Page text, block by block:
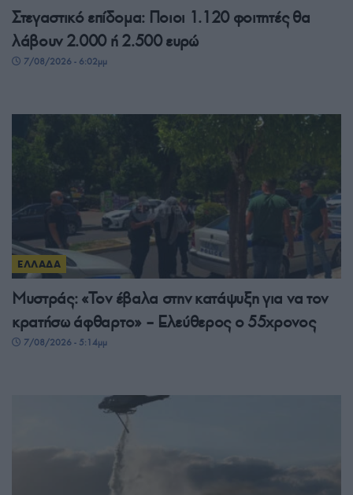
Στεγαστικό επίδομα: Ποιοι 1.120 φοιτητές θα
λάβουν 2.000 ή 2.500 ευρώ
7/08/2026 - 6:02μμ
ΕΛΛΑΔΑ
Μυστράς: «Τον έβαλα στην κατάψυξη για να τον
κρατήσω άφθαρτο» – Ελεύθερος ο 55χρονος
7/08/2026 - 5:14μμ